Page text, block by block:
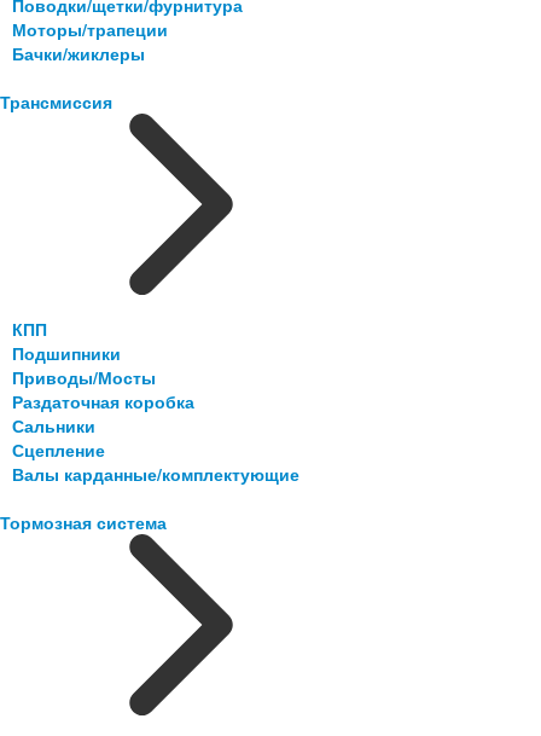
Поводки/щетки/фурнитура
Моторы/трапеции
Бачки/жиклеры
Трансмиссия
КПП
Подшипники
Приводы/Мосты
Раздаточная коробка
Сальники
Сцепление
Валы карданные/комплектующие
Тормозная система